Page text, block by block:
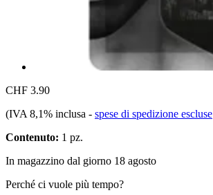
CHF 3.90
(IVA 8,1% inclusa - spese di spedizione escluse
Contenuto: 1 pz.
In magazzino dal giorno 18 agosto
Perché ci vuole più tempo?